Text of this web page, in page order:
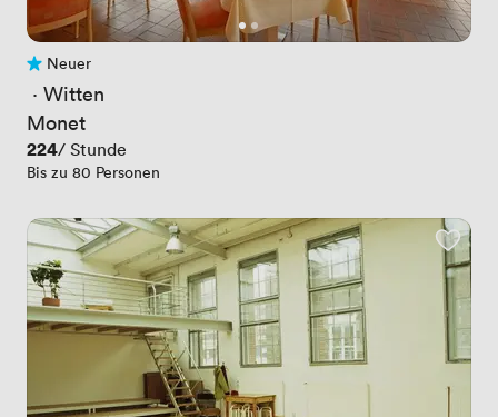
Noch keine Bewertungen
Neuer
· Witten
Monet
Preis
224/ Stunde
Bis zu 80 Personen